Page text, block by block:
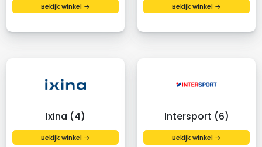
Bekijk winkel → Bekijk winkel →
Ixina (4)
Bekijk winkel →
Intersport (6)
Bekijk winkel →